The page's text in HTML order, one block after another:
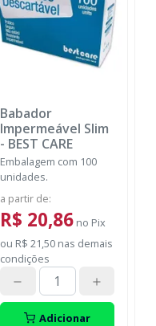
Babador
Impermeável Slim
- BEST CARE
Embalagem com 100
unidades.
a partir de:
R$ 20,86 no Pix
ou R$ 21,50nas demais
condições
Adicionar